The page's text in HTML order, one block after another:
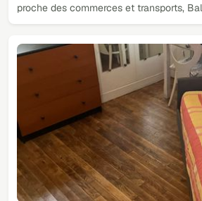
proche des commerces et transports,